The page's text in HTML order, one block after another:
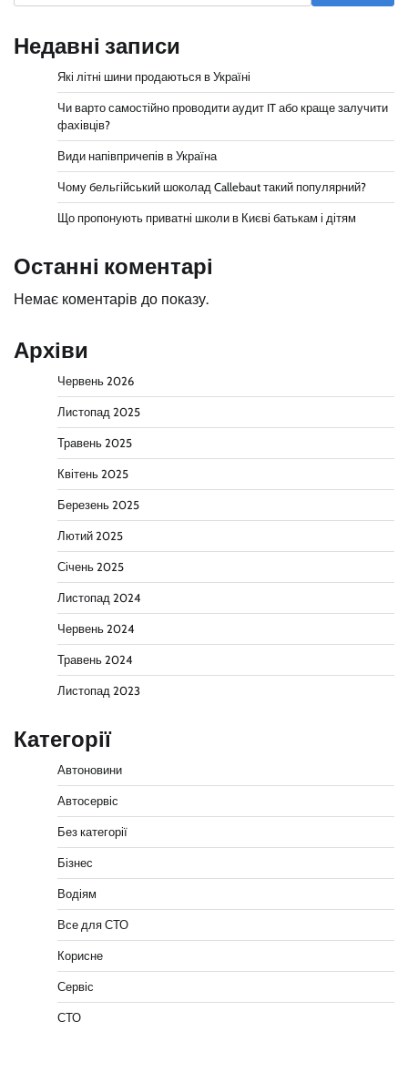
Недавні записи
Які літні шини продаються в Україні
Чи варто самостійно проводити аудит IT або краще залучити
фахівців?
Види напівпричепів в Україна
Чому бельгійський шоколад Callebaut такий популярний?
Що пропонують приватні школи в Києві батькам і дітям
Останні коментарі
Немає коментарів до показу.
Архіви
Червень 2026
Листопад 2025
Травень 2025
Квітень 2025
Березень 2025
Лютий 2025
Січень 2025
Листопад 2024
Червень 2024
Травень 2024
Листопад 2023
Категорії
Автоновини
Автосервіс
Без категорії
Бізнес
Водіям
Все для СТО
Корисне
Сервіс
СТО